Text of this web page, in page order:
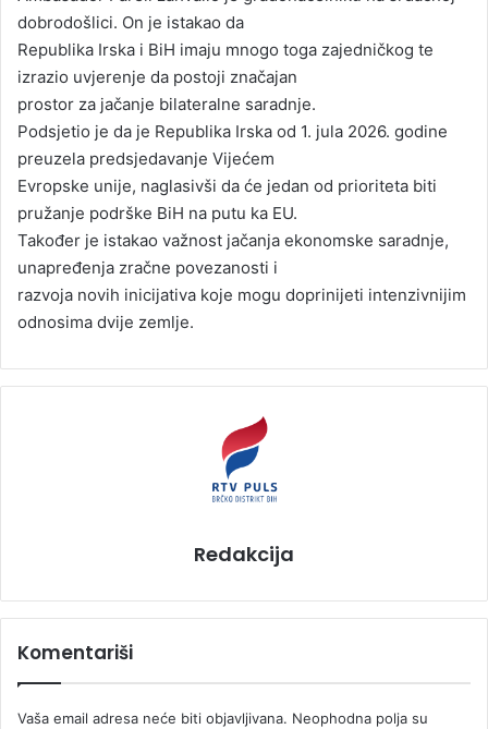
dobrodošlici. On je istakao da
Republika Irska i BiH imaju mnogo toga zajedničkog te
izrazio uvjerenje da postoji značajan
prostor za jačanje bilateralne saradnje.
Podsjetio je da je Republika Irska od 1. jula 2026. godine
preuzela predsjedavanje Vijećem
Evropske unije, naglasivši da će jedan od prioriteta biti
pružanje podrške BiH na putu ka EU.
Također je istakao važnost jačanja ekonomske saradnje,
unapređenja zračne povezanosti i
razvoja novih inicijativa koje mogu doprinijeti intenzivnijim
odnosima dvije zemlje.
Redakcija
Komentariši
Vaša email adresa neće biti objavljivana. Neophodna polja su